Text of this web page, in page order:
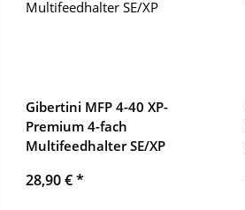
Gibertini MFP 4-40 XP-
Premium 4-fach
Multifeedhalter SE/XP
28,90 €*